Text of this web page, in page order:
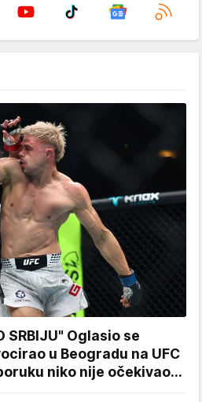
SRBIJU" Oglasio se
u Beogradu na UFC
niko nije očekivao...